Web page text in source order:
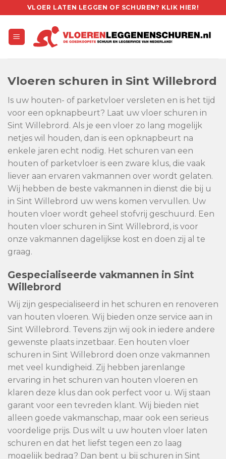
to
content
VLOER LATEN LEGGEN OF SCHUREN? KLIK HIER!
Vloeren schuren in Sint Willebrord
Is uw houten- of parketvloer versleten en is het tijd
voor een opknapbeurt? Laat uw vloer schuren in
Sint Willebrord. Als je een vloer zo lang mogelijk
netjes wil houden, dan is een opknapbeurt na
enkele jaren echt nodig. Het schuren van een
houten of parketvloer is een zware klus, die vaak
liever aan ervaren vakmannen over wordt gelaten.
Wij hebben de beste vakmannen in dienst die bij u
in Sint Willebrord uw wens komen vervullen. Uw
houten vloer wordt geheel stofvrij geschuurd. Een
houten vloer schuren in Sint Willebrord, is voor
onze vakmannen dagelijkse kost en doen zij al te
graag.
Gespecialiseerde vakmannen in Sint
Willebrord
Wij zijn gespecialiseerd in het schuren en renoveren
van houten vloeren. Wij bieden onze service aan in
Sint Willebrord. Tevens zijn wij ook in iedere andere
gewenste plaats inzetbaar. Een houten vloer
schuren in Sint Willebrord doen onze vakmannen
met veel kundigheid. Zij hebben jarenlange
ervaring in het schuren van houten vloeren en
klaren deze klus dan ook perfect voor u. Wij staan
garant voor een tevreden klant. Wij bieden niet
alleen goede vakmanschap, maar ook een serieus
voordelige prijs. Dus wilt u uw houten vloer laten
schuren en dat het liefst tegen een zo laag
mogelijk bedrag? Dan bent u bij schuren in Sint